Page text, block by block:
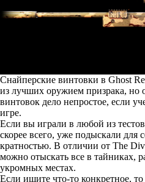
Снайперские винтовки в Ghost
из лучших оружием призрака, но
винтовок дело непростое, если
игре.
Если вы играли в любой из
скорее всего, уже подыскали для
кратностью. В отличии от The
можно отыскать все в тайниках,
укромных местах.
Если ищите что-то конкретное,